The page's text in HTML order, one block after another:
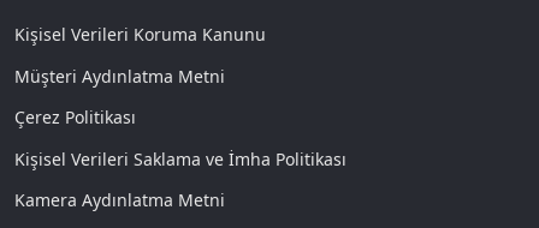
Kişisel Verileri Koruma Kanunu
Müşteri Aydınlatma Metni
Çerez Politikası
Kişisel Verileri Saklama ve İmha Politikası
Kamera Aydınlatma Metni